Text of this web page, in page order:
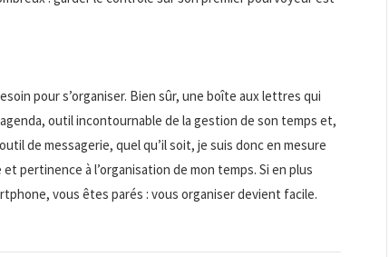
pour s’organiser. Bien sûr, une boîte aux lettres qui
outil incontournable de la gestion de son temps et,
de messagerie, quel qu’il soit, je suis donc en mesure
pertinence à l’organisation de mon temps. Si en plus
vous êtes parés : vous organiser devient facile.